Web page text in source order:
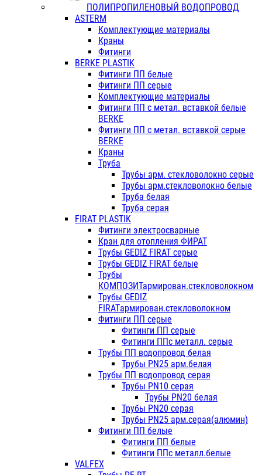
ПОЛИПРОПИЛЕНОВЫЙ ВОДОПРОВОД
ASTERM
Комплектующие материалы
Краны
Фитинги
BERKE PLASTIK
Фитинги ПП белые
Фитинги ПП серые
Комплектующие материалы
Фитинги ПП с метал. вставкой белые
BERKE
Фитинги ПП с метал. вставкой серые
BERKE
Краны
Труба
Трубы арм. стекловолокно серые
Трубы арм.стекловолокно белые
Труба белая
Труба серая
FIRAT PLASTIK
Фитинги электросварные
Кран для отопления ФИРАТ
Трубы GEDIZ FIRAT серые
Трубы GEDIZ FIRAT белые
Трубы
КОМПОЗИТармирован.стекловолокном
Трубы GEDIZ
FIRATармирован.стекловолокном
Фитинги ПП серые
Фитинги ПП серые
Фитинги ППс металл. серые
Трубы ПП водопровод белая
Трубы PN25 арм.белая
Трубы ПП водопровод серая
Трубы PN10 серая
Трубы PN20 белая
Трубы PN20 серая
Трубы PN25 арм.серая(алюмин)
Фитинги ПП белые
Фитинги ПП белые
Фитинги ППс металл.белые
VALFEX